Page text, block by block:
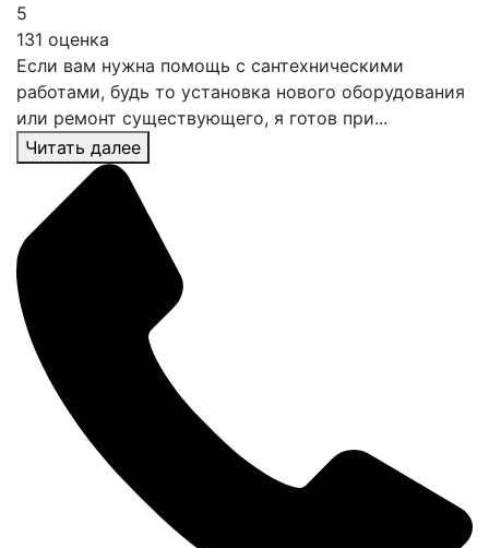
5
131 оценка
Если вам нужна помощь с сантехническими
работами, будь то установка нового оборудования
или ремонт существующего, я готов при...
Читать далее